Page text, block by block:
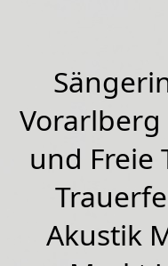
Vorarlberg
und Freie
Akustik